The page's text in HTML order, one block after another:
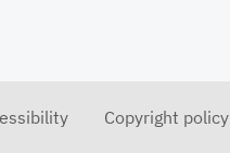
Copyright policy